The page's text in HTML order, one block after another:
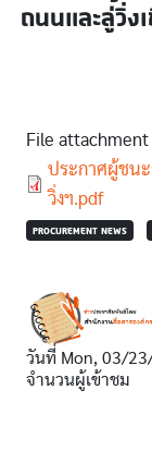
ถนนและลู่วิ่ง
File attachment
Document
ประกาศผู้ชนะ
วิ่งฯ.pdf
PROCUREMENT NEWS
วันที่ Mon, 03/
จำนวนผู้เข้าชม